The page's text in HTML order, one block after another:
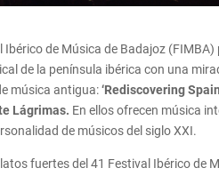
Ibérico de Música de Badajoz
de la península ibérica con una
música antigua:‘Rediscovering
Lágrimas. En ellos ofrecen música
de músicos del siglo XXI.
fuertes del 41 Festival Ibérico de